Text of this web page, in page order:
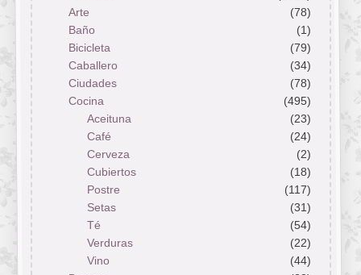
Arte
(78)
Baño
(1)
Bicicleta
(79)
Caballero
(34)
Ciudades
(78)
Cocina
(495)
Aceituna
(23)
Café
(24)
Cerveza
(2)
Cubiertos
(18)
Postre
(117)
Setas
(31)
Té
(54)
Verduras
(22)
Vino
(44)